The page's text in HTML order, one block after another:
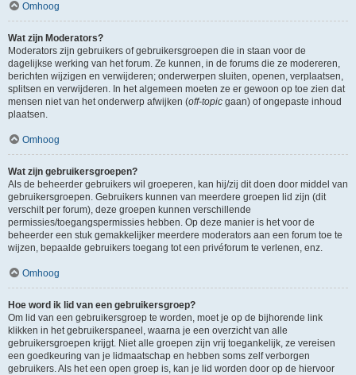
Omhoog
Wat zijn Moderators?
Moderators zijn gebruikers of gebruikersgroepen die in staan voor de
dagelijkse werking van het forum. Ze kunnen, in de forums die ze modereren,
berichten wijzigen en verwijderen; onderwerpen sluiten, openen, verplaatsen,
splitsen en verwijderen. In het algemeen moeten ze er gewoon op toe zien dat
mensen niet van het onderwerp afwijken (off-topic gaan) of ongepaste inhoud
plaatsen.
Omhoog
Wat zijn gebruikersgroepen?
Als de beheerder gebruikers wil groeperen, kan hij/zij dit doen door middel van
gebruikersgroepen. Gebruikers kunnen van meerdere groepen lid zijn (dit
verschilt per forum), deze groepen kunnen verschillende
permissies/toegangspermissies hebben. Op deze manier is het voor de
beheerder een stuk gemakkelijker meerdere moderators aan een forum toe te
wijzen, bepaalde gebruikers toegang tot een privéforum te verlenen, enz.
Omhoog
Hoe word ik lid van een gebruikersgroep?
Om lid van een gebruikersgroep te worden, moet je op de bijhorende link
klikken in het gebruikerspaneel, waarna je een overzicht van alle
gebruikersgroepen krijgt. Niet alle groepen zijn vrij toegankelijk, ze vereisen
een goedkeuring van je lidmaatschap en hebben soms zelf verborgen
gebruikers. Als het een open groep is, kan je lid worden door op de hiervoor